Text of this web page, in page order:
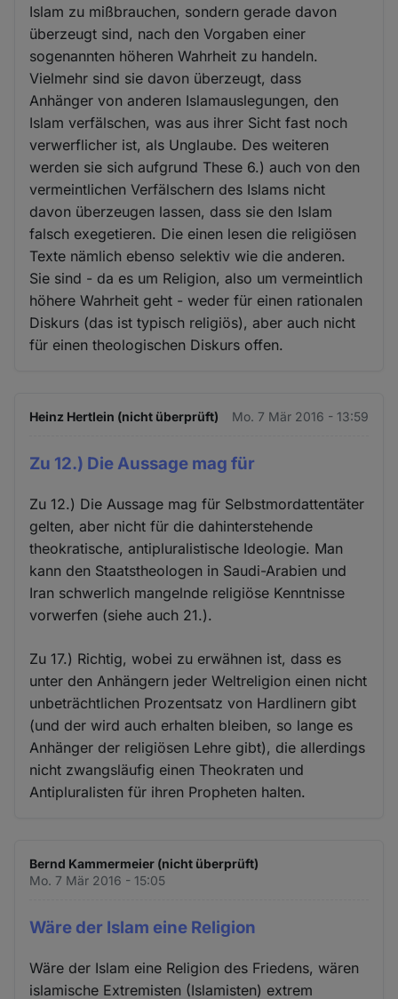
Islam zu mißbrauchen, sondern gerade davon
überzeugt sind, nach den Vorgaben einer
sogenannten höheren Wahrheit zu handeln.
Vielmehr sind sie davon überzeugt, dass
Anhänger von anderen Islamauslegungen, den
Islam verfälschen, was aus ihrer Sicht fast noch
verwerflicher ist, als Unglaube. Des weiteren
werden sie sich aufgrund These 6.) auch von den
vermeintlichen Verfälschern des Islams nicht
davon überzeugen lassen, dass sie den Islam
falsch exegetieren. Die einen lesen die religiösen
Texte nämlich ebenso selektiv wie die anderen.
Sie sind - da es um Religion, also um vermeintlich
höhere Wahrheit geht - weder für einen rationalen
Diskurs (das ist typisch religiös), aber auch nicht
für einen theologischen Diskurs offen.
Heinz Hertlein (nicht überprüft) Mo. 7 Mär 2016 - 13:59
Zu 12.) Die Aussage mag für
Zu 12.) Die Aussage mag für Selbstmordattentäter
gelten, aber nicht für die dahinterstehende
theokratische, antipluralistische Ideologie. Man
kann den Staatstheologen in Saudi-Arabien und
Iran schwerlich mangelnde religiöse Kenntnisse
vorwerfen (siehe auch 21.).
Zu 17.) Richtig, wobei zu erwähnen ist, dass es
unter den Anhängern jeder Weltreligion einen nicht
unbeträchtlichen Prozentsatz von Hardlinern gibt
(und der wird auch erhalten bleiben, so lange es
Anhänger der religiösen Lehre gibt), die allerdings
nicht zwangsläufig einen Theokraten und
Antipluralisten für ihren Propheten halten.
Bernd Kammermeier (nicht überprüft)
Mo. 7 Mär 2016 - 15:05
Wäre der Islam eine Religion
Wäre der Islam eine Religion des Friedens, wären
islamische Extremisten (Islamisten) extrem